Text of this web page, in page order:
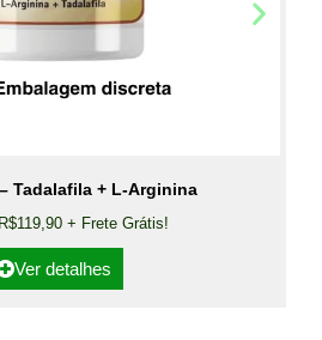
Tadalafila + L-Arginina
+ Frete Grátis!
Ver detalhes